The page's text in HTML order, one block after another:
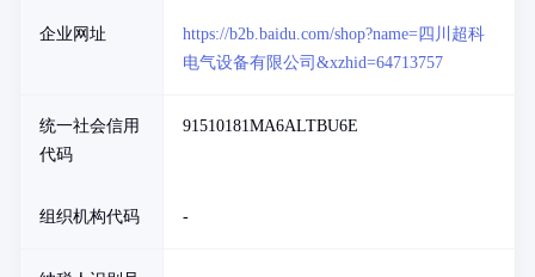
企业网址
https://b2b.baidu.com/shop?name=四川超科
电气设备有限公司&xzhid=64713757
统一社会信用
代码
91510181MA6ALTBU6E
组织机构代码 -